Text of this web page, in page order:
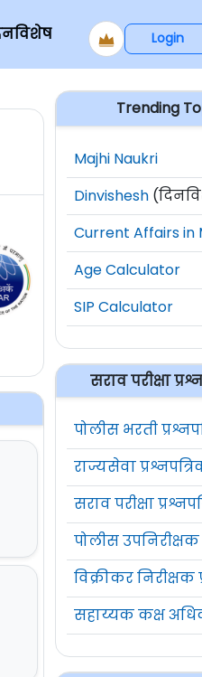
Login
Trending
Majhi Naukri
Dinvishesh
Current Affairs in
Age Calculator
SIP Calculator
सराव परीक्षा
पोलीस भरती
राज्यसेवा
सराव परीक्षा
पोलीस उपनिरीक्षक